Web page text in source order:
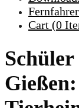
Cart (0